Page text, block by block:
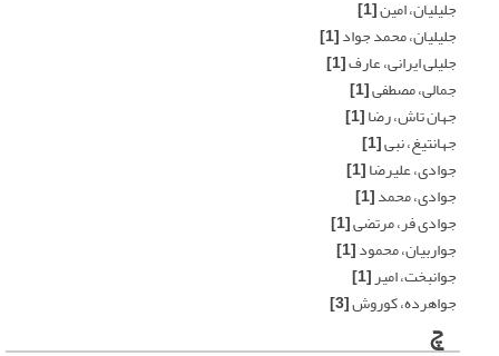
جلیلیان، امین[1]
جلیلیان، محمد جواد[1]
جلیلی ایرانی، عارف[1]
جمالی، مصطفی[1]
جهان تاش، رضا[1]
جهانتیغ، نبی[1]
جوادی، علیرضا[1]
جوادی، محمد[1]
جوادی فر، مرتضی[1]
جواربیان، محمود[1]
جوانبخت، امیر[1]
جواهرده، کوروش[3]
چ